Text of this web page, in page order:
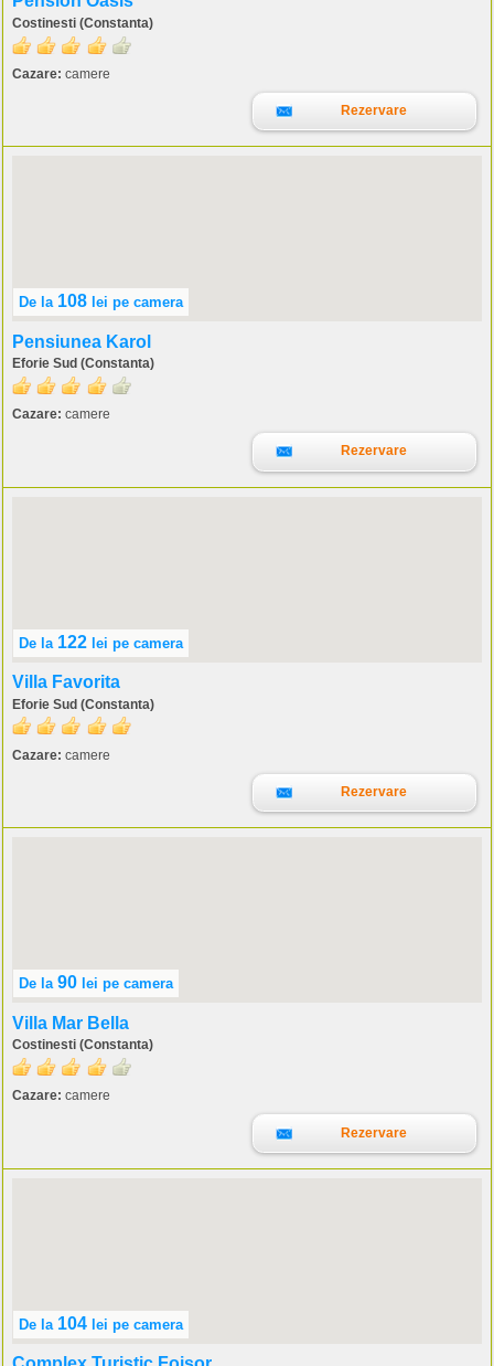
Costinesti (Constanta)
Cazare: camere
Rezervare
De la 108 lei pe camera
Pensiunea Karol
Eforie Sud (Constanta)
Cazare: camere
Rezervare
De la 122 lei pe camera
Villa Favorita
Eforie Sud (Constanta)
Cazare: camere
Rezervare
De la 90 lei pe camera
Villa Mar Bella
Costinesti (Constanta)
Cazare: camere
Rezervare
De la 104 lei pe camera